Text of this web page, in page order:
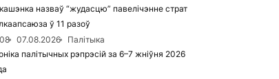
назваў “жудасцю” павелічэнне страт
ў 11 разоў
07.08.2026
Палітыка
палітычных рэпрэсій за 6–7 жніўня 2026